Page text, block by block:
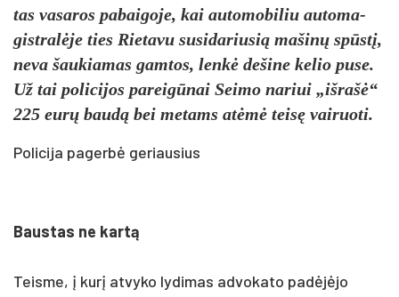
tas va­sa­ros pa­bai­go­je, kai au­to­mo­bi­liu au­to­ma­
gist­ralė­je ties Rie­ta­vu su­si­da­riu­sią ma­šinų spūstį,
ne­va šau­kia­mas gam­tos, lenkė de­ši­ne ke­lio pu­se.
Už tai po­li­ci­jos pa­reigū­nai Sei­mo na­riui „iš­rašė“
225 eurų baudą bei me­tams at­ėmė teisę vai­ruo­ti.
Policija pagerbė geriausius
Baus­tas ne kartą
Teis­me, į kurį at­vy­ko ly­di­mas ad­vo­ka­to pa­dėjėjo